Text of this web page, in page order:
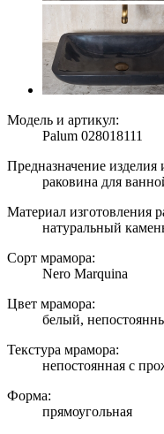
Модель и артикул:
Palum 028018111
Предназначение изделия
раковина для
Материал изготовления
натуральный
Сорт мрамора:
Nero Marquina
Цвет мрамора:
белый,
Текстура мрамора:
непостоянная с
Форма:
прямоугольная